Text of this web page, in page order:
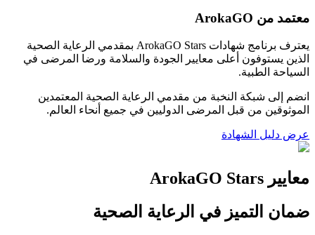
معتمد من ArokaGO
يعترف برنامج شهادات ArokaGO Stars بمقدمي الرعاية الصحية
الذين يستوفون أعلى معايير الجودة والسلامة ورضا المرضى في
السياحة الطبية.
انضم إلى شبكة النخبة من مقدمي الرعاية الصحية المعتمدين
الموثوقين من قبل المرضى الدوليين في جميع أنحاء العالم.
عرض دليل الشهادة
معايير ArokaGO Stars
ضمان التميز في الرعاية الصحية